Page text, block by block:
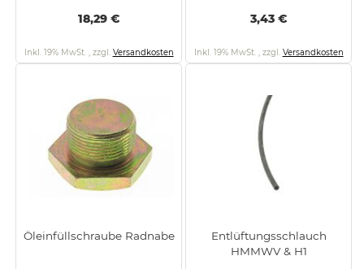
18,29 €
Inkl. 19% MwSt. , zzgl. Versandkosten
3,43 €
Inkl. 19% MwSt. , zzgl. Versandkosten
Öleinfüllschraube Radnabe
Entlüftungsschlauch
HMMWV & H1